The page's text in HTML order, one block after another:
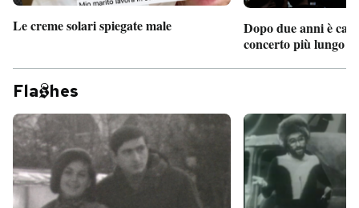
Le creme solari spiegate male
Dopo due anni è
concerto più lungo
Fla hes